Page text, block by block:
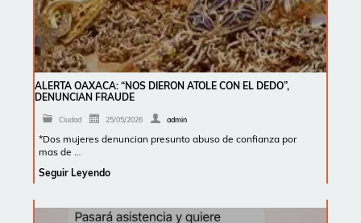
ALERTA OAXACA: “NOS DIERON ATOLE CON EL DEDO”,
DENUNCIAN FRAUDE
Ciudad 25/05/2026 admin
*Dos mujeres denuncian presunto abuso de confianza por
mas de …
Seguir Leyendo